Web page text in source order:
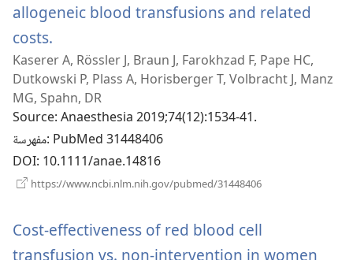
allogeneic blood transfusions and related
costs.
نافذة
جديدة)
Kaserer A, Rössler J, Braun J, Farokhzad F, Pape HC,
Dutkowski P, Plass A, Horisberger T, Volbracht J, Manz
MG, Spahn, DR
Source‎: Anaesthesia 2019;74(12):1534-41.
مفهرسة‎: PubMed 31448406
DOI‎: 10.1111/anae.14816
https://www.ncbi.nlm.nih.gov/pubmed/31448406
Cost-effectiveness of red blood cell
transfusion vs. non-intervention in women